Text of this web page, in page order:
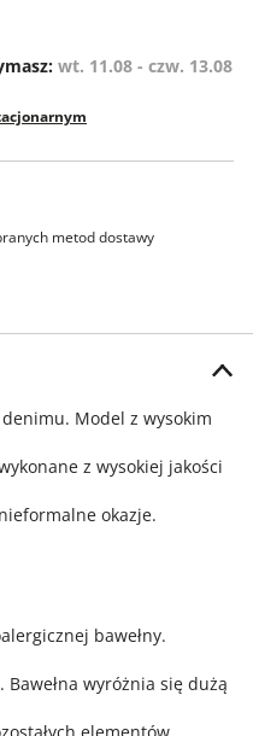
wt. 11.08 - czw. 13.08
metod dostawy
Model z wysokim
z wysokiej jakości
okazje.
bawełny.
wyróżnia się dużą